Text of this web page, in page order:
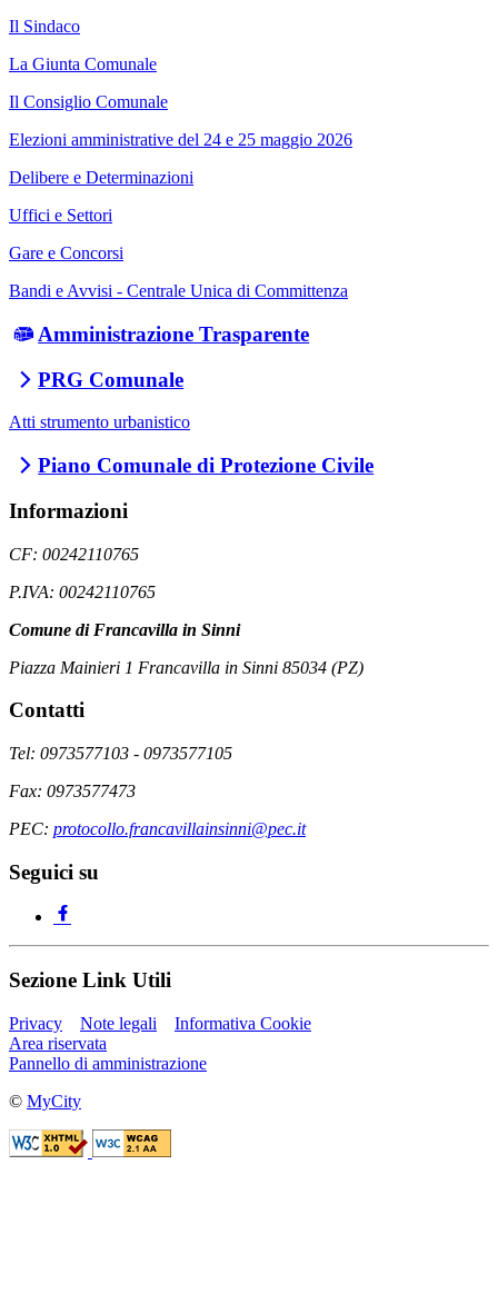
Il Sindaco
La Giunta Comunale
Il Consiglio Comunale
Elezioni amministrative del 24 e 25 maggio 2026
Delibere e Determinazioni
Uffici e Settori
Gare e Concorsi
Bandi e Avvisi - Centrale Unica di Committenza
Amministrazione Trasparente
PRG Comunale
Atti strumento urbanistico
Piano Comunale di Protezione Civile
Informazioni
CF: 00242110765
P.IVA: 00242110765
Comune di Francavilla in Sinni
Piazza Mainieri 1 Francavilla in Sinni 85034 (PZ)
Contatti
Tel: 0973577103 - 0973577105
Fax: 0973577473
PEC: protocollo.francavillainsinni@pec.it
Seguici su
Sezione Link Utili
Privacy Note legali
Informativa Cookie
Area riservata
Pannello di amministrazione
© MyCity